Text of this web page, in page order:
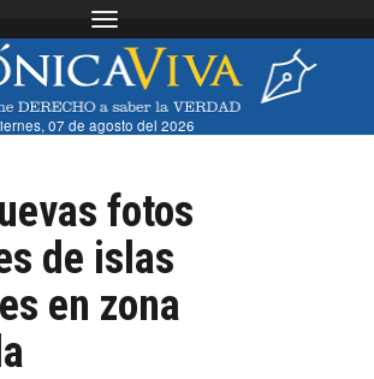
Toggle navigation
07 de agosto del 2026
fotos
de islas
en zona